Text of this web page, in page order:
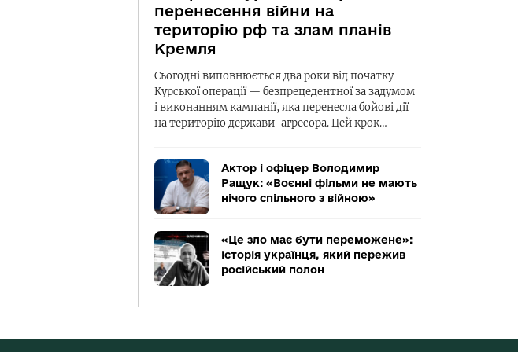
перенесення війни на
територію рф та злам планів
Кремля
Сьогодні виповнюється два роки від початку
Курської операції — безпрецедентної за задумом
і виконанням кампанії, яка перенесла бойові дії
на територію держави-агресора. Цей крок…
Актор і офіцер Володимир
Ращук: «Воєнні фільми не мають
нічого спільного з війною»
«Це зло має бути переможене»:
історія українця, який пережив
російський полон